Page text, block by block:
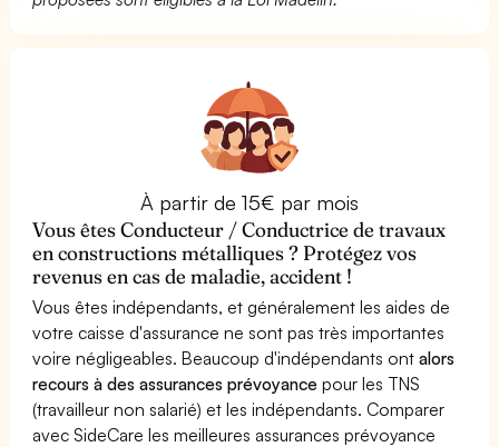
À partir de 15€ par mois
Vous êtes Conducteur / Conductrice de travaux
en constructions métalliques ? Protégez vos
revenus en cas de maladie, accident !
Vous êtes indépendants, et généralement les aides de
votre caisse d'assurance ne sont pas très importantes
voire négligeables. Beaucoup d'indépendants ontalors
recours à des assurances prévoyance pour les TNS
(travailleur non salarié) et les indépendants. Comparer
avec SideCare les meilleures assurances prévoyance